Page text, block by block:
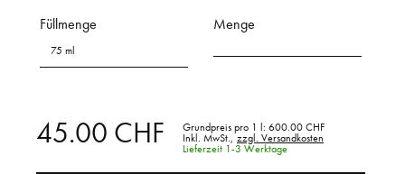
Füllmenge
75 ml
Menge
45.00 CHF Grundpreis pro 1 l: 600.00 CHF
Inkl. MwSt.,
zzgl. Versandkosten
Lieferzeit 1-3 Werktage